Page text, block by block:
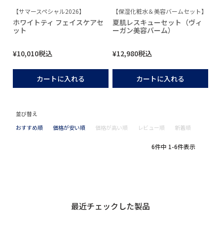
【サマースペシャル2026】
ホワイトティ フェイスケアセ
ット
¥10,010税込
カートに入れる
【保湿化粧水＆美容バームセット】
夏肌レスキューセット（ヴィ
ーガン美容バーム）
¥12,980税込
カートに入れる
並び替え
おすすめ順
価格が安い順 価格が高い順 レビュー順 新着順
6件中 1-6件表示
最近チェックした製品